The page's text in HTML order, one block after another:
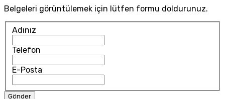
Belgeleri görüntülemek için lütfen formu doldurunuz.
Adınız
Telefon
E-Posta